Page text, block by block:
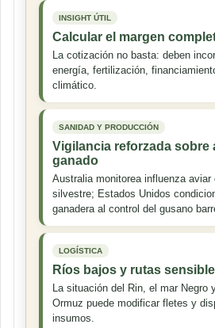
INSIGHT ÚTIL
Calcular el margen
La cotización no basta: deben
energía, fertilización,
climático.
SANIDAD Y PRODUCCIÓN
Vigilancia reforzada sobre
ganado
Australia monitorea influenza aviar
silvestre; Estados Unidos
ganadera al control del gusano
LOGÍSTICA
Ríos bajos y rutas
La situación del Rin, el mar Negro
Ormuz puede modificar fletes y
insumos.